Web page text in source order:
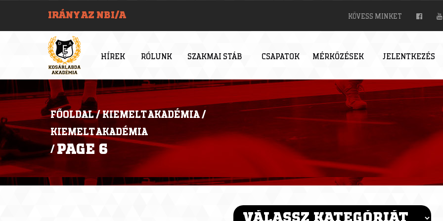
IRÁNY AZ NBI/A KÖVESS MINKET
HÍREK RÓLUNK SZAKMAI STÁB CSAPATOK MÉRKŐZÉSEK JELENTKEZÉS
FŐOLDAL / KIEMELT AKADÉMIA /
KIEMELT AKADÉMIA
/ PAGE 6